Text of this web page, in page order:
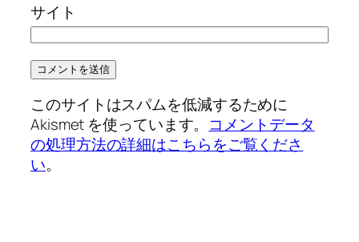
サイト
このサイトはスパムを低減するために
Akismet を使っています。 コメントデータ
の処理方法の詳細はこちらをご覧くださ
い。